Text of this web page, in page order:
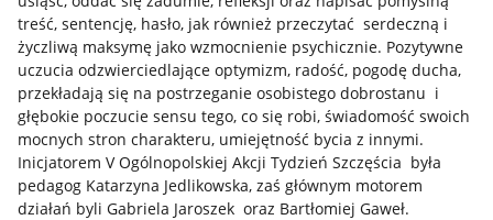
treść, sentencję, hasło, jak również przeczytać serdeczną i
życzliwą maksymę jako wzmocnienie psychicznie. Pozytywne
uczucia odzwierciedlające optymizm, radość, pogodę ducha,
przekładają się na postrzeganie osobistego dobrostanu i
głębokie poczucie sensu tego, co się robi, świadomość swoich
mocnych stron charakteru, umiejętność bycia z innymi.
Inicjatorem V Ogólnopolskiej Akcji Tydzień Szczęścia była
pedagog Katarzyna Jedlikowska, zaś głównym motorem
działań byli Gabriela Jaroszek oraz Bartłomiej Gaweł.